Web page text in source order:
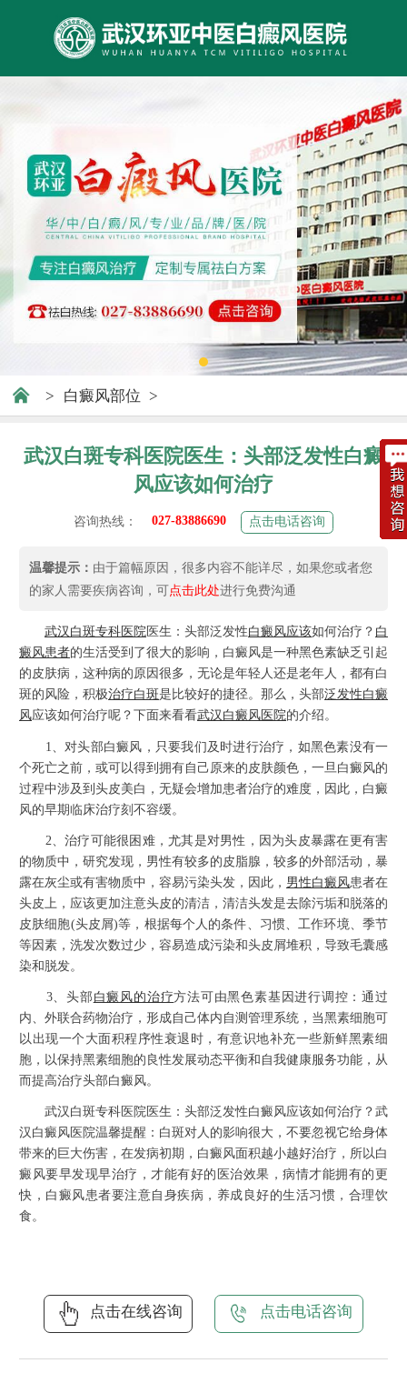
> 白癜风部位 >
武汉白斑专科医院医生：头部泛发性白癜
风应该如何治疗
咨询热线： 027-83886690 点击电话咨询
温馨提示： 由于篇幅原因，很多内容不能详尽，如果您或者您
的家人需要疾病咨询，可点击此处进行免费沟通
武汉白斑专科医院 医生：头部泛发性白癜风应该如何治疗？ 白
癜风患者的生活受到了很大的影响，白癜风是一种黑色素缺乏引起
的皮肤病，这种病的原因很多，无论是年轻人还是老年人，都有白
斑的风险，积极治疗白斑是比较好的捷径。那么，头部泛发性白癜
风应该如何治疗呢？下面来看看武汉白癜风医院的介绍。
1、对头部白癜风，只要我们及时进行治疗，如黑色素没有一
个死亡之前，或可以得到拥有自己原来的皮肤颜色，一旦白癜风的
过程中涉及到头皮美白，无疑会增加患者治疗的难度，因此，白癜
风的早期临床治疗刻不容缓。
2、治疗可能很困难，尤其是对男性，因为头皮暴露在更有害
的物质中，研究发现，男性有较多的皮脂腺，较多的外部活动，暴
露在灰尘或有害物质中，容易污染头发，因此， 男性白癜风患者在
头皮上，应该更加注意头皮的清洁，清洁头发是去除污垢和脱落的
皮肤细胞(头皮屑)等，根据每个人的条件、习惯、工作环境、季节
等因素，洗发次数过少，容易造成污染和头皮屑堆积，导致毛囊感
染和脱发。
3、头部 白癜风的治疗方法可由黑色素基因进行调控：通过
内、外联合药物治疗，形成自己体内自测管理系统，当黑素细胞可
以出现一个大面积程序性衰退时，有意识地补充一些新鲜黑素细
胞，以保持黑素细胞的良性发展动态平衡和自我健康服务功能，从
而提高治疗头部白癜风。
武汉白斑专科医院医生：头部泛发性白癜风应该如何治疗？武
汉白癜风医院温馨提醒：白斑对人的影响很大，不要忽视它给身体
带来的巨大伤害，在发病初期，白癜风面积越小越好治疗，所以白
癜风要早发现早治疗，才能有好的医治效果，病情才能拥有的更
快，白癜风患者要注意自身疾病，养成良好的生活习惯，合理饮
食。
点击在线咨询 点击电话咨询